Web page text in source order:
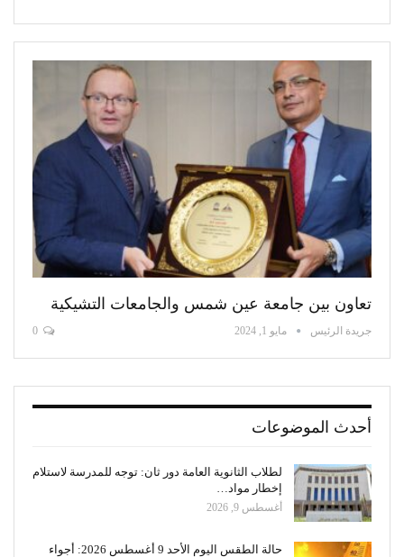
تعاون بين جامعة عين شمس والجامعات التشيكية
جريدة الرئيس مايو 1, 2024
أحدث الموضوعات
لطلاب الثانوية العامة دور ثان: توجه للمدرسة لاستلام
إخطار مواد…
أغسطس 9, 2026
حالة الطقس اليوم الأحد 9 أغسطس 2026: أجواء